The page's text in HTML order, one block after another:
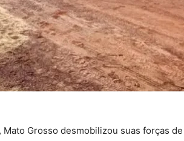
Grosso desmobilizou suas forças